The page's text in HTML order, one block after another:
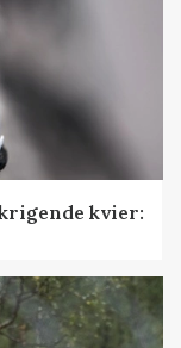
kvier: